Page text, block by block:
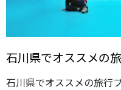
石川県でオススメの
石川県でオススメの旅行